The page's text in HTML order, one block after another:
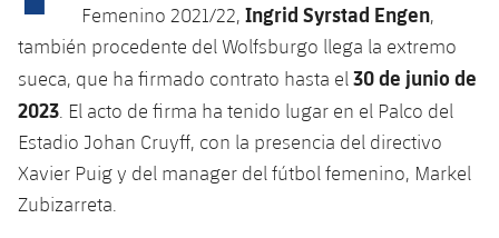
plusicon
más
Instalaciones
Spotify Camp Nou
SUB13
SUB11 A
SUB11 B
SUB13 B
SUB12 C
SUB11 C
Entradas
Gameday Shows
Resultados
Base
Junior
Cadete A
Campus Verano
PLUSICON
MÁS
plusicon
más
Actualidad
Barça Atlètic
plusicon
más
Femenino 2021/22, Ingrid Syrstad Engen,
también procedente del Wolfsburgo llega la extremo
sueca, que ha firmado contrato hasta el 30 de junio de
2023 . El acto de firma ha tenido lugar en el Palco del
Estadio Johan Cruyff, con la presencia del directivo
Xavier Puig y del manager del fútbol femenino, Markel
Zubizarreta.